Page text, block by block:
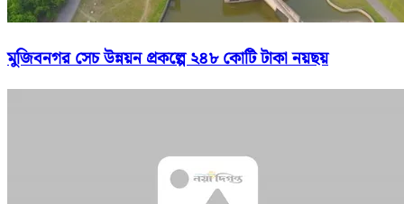
মুজিবনগর সেচ উন্নয়ন প্রকল্পে ২৪৮ কোটি টাকা নয়ছয়